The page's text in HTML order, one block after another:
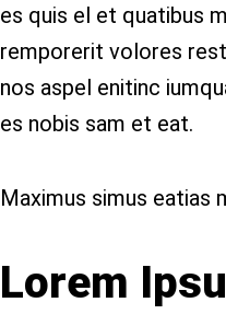
es quis el et quatibus
remporerit volores
nos aspel enitinc
es nobis sam et eat.
Maximus simus eatias
Lorem